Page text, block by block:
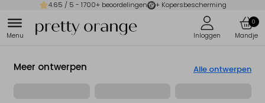
4.65 / 5 - 1700+ beoordelingen + Kopersbescherming
0
Meer ontwerpen Alle ontwerpen